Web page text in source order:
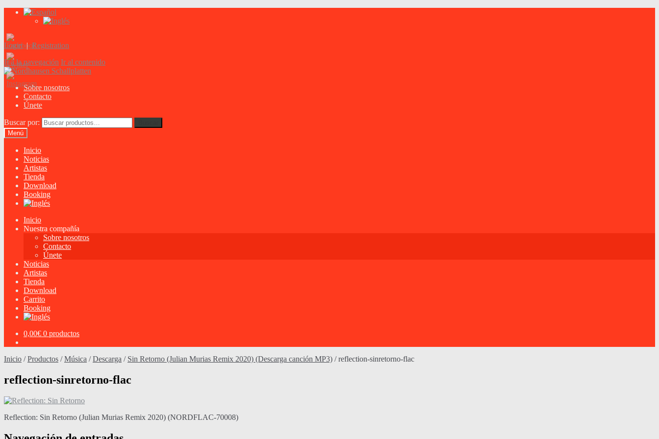
Login|Registration
Ir a la navegación Ir al contenido
Sobre nosotros
Contacto
Únete
Buscar por:
Menú
Inicio
Noticias
Artistas
Tienda
Download
Booking
Inicio
Nuestra compañía
Sobre nosotros
Contacto
Únete
Noticias
Artistas
Tienda
Download
Carrito
Booking
0,00€ 0 productos
Inicio /Productos /Música /Descarga / Sin Retorno (Julian Murias Remix 2020) (Descarga canción MP3) /reflection-sinretorno-flac
reflection-sinretorno-flac
Reflection: Sin Retorno (Julian Murias Remix 2020) (NORDFLAC-70008)